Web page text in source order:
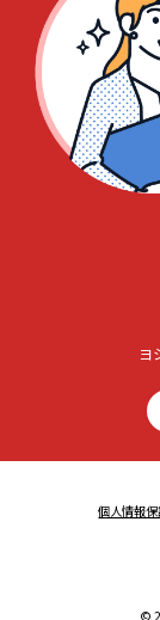
ヨ
個人情報
©